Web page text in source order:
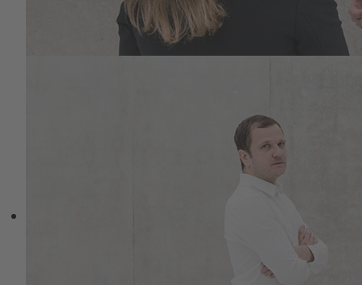
beobachten, die Wolken ziehen lassen,
durch alle Jahreszeiten durch den selben
Zeit stehend, Bestandteil sein, die
Gleichgültigkeit der Natur erleben, sich
erleben als organisches Wesen, als
spirituelles Wesen auf der Suche nach
diametral gegenüber und hat eher mit